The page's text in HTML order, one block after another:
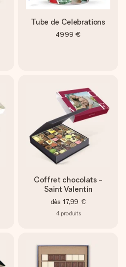
Tube de Celebrations
49,99 €
Coffret chocolats -
Saint Valentin
dès 17,99 €
4 produits